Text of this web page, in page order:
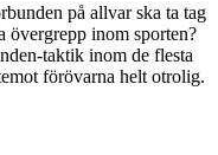
på allvar ska ta tag
övergrepp inom sporten?
taktik inom de flesta
förövarna helt otrolig.